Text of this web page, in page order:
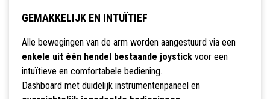
GEMAKKELIJK EN INTUÏTIEF
Alle bewegingen van de arm worden aangestuurd via een
enkele uit één hendel bestaande joystickvoor een
intuïtieve en comfortabele bediening.
Dashboard met duidelijk instrumentenpaneel en